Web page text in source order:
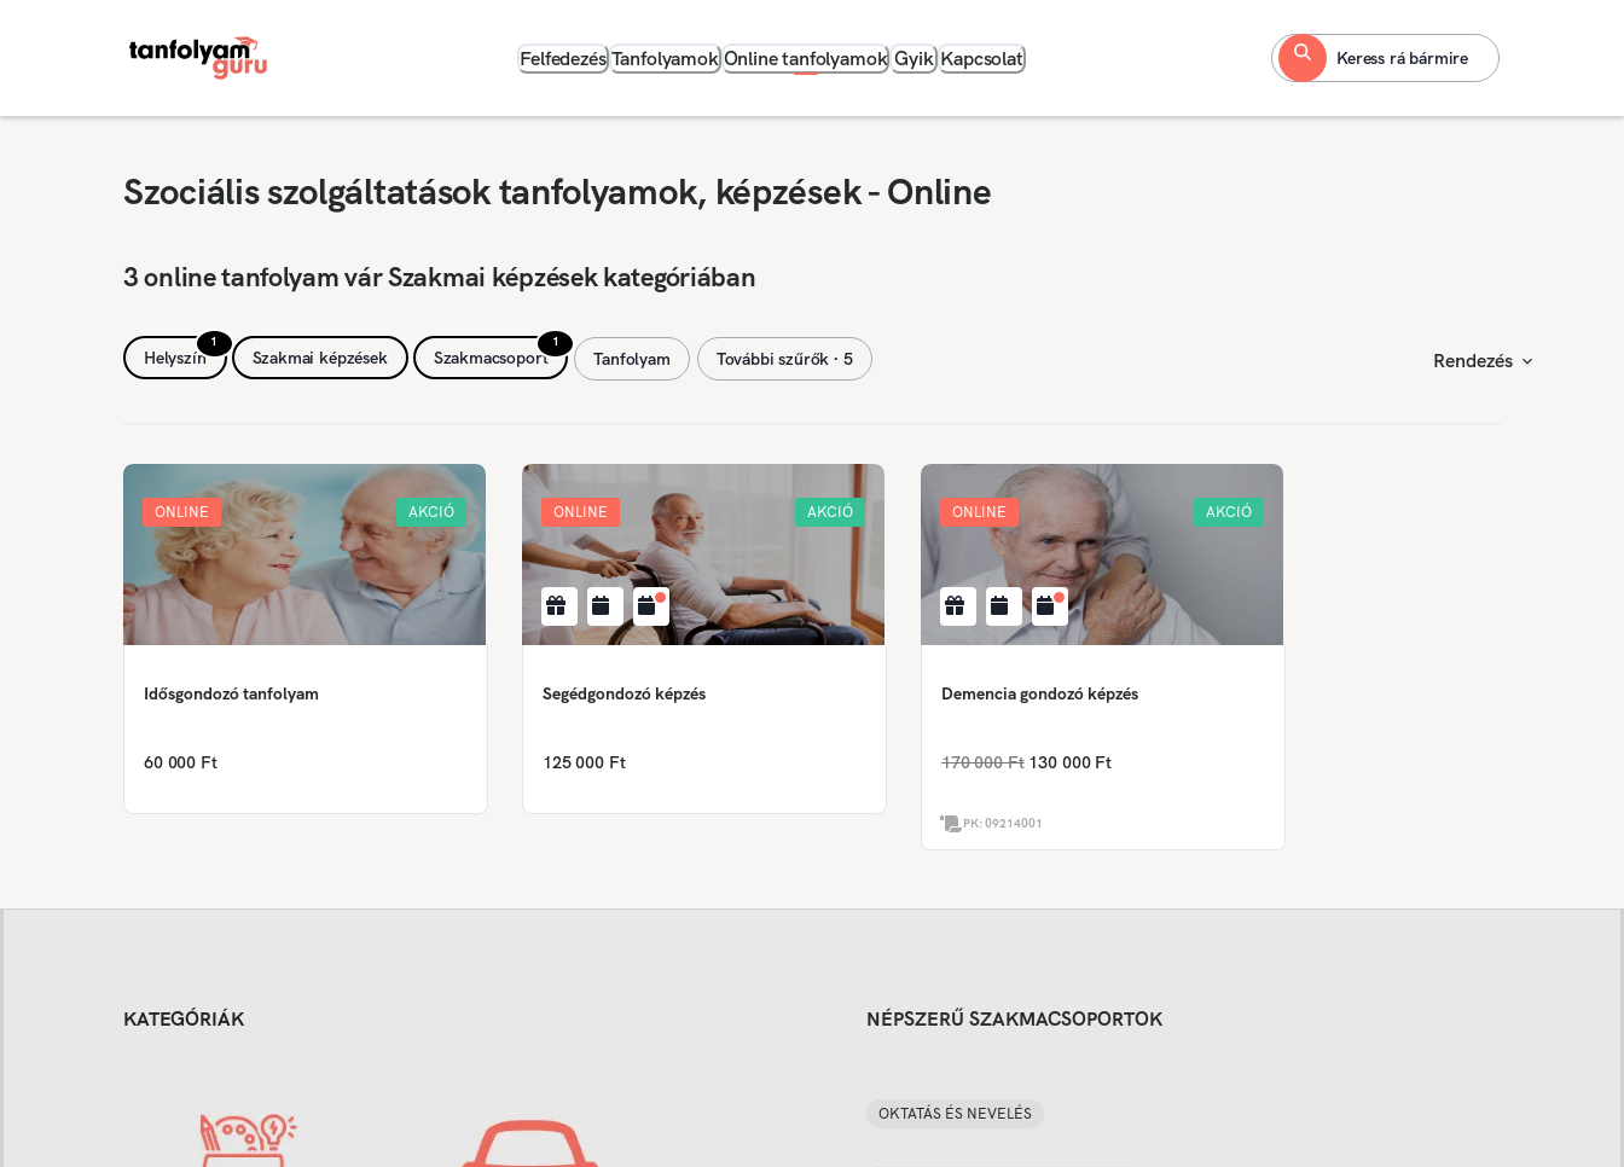
Felfedezés Tanfolyamok Online tanfolyamok Gyik Kapcsolat Keress rá bármire
Szociális szolgáltatások tanfolyamok, képzések - Online
3 online tanfolyam vár Szakmai képzések kategóriában
1
Helyszín Szakmai képzések
1
Szakmacsoport Tanfolyam További szűrők ∙ 5 Rendezés
ONLINE AKCIÓ
Idősgondozó tanfolyam
60 000 Ft
ONLINE AKCIÓ
Segédgondozó képzés
125 000 Ft
ONLINE AKCIÓ
Demencia gondozó képzés
170 000 Ft 130 000 Ft
PK:09214001
KATEGÓRIÁK NÉPSZERŰ SZAKMACSOPORTOK
OKTATÁS ÉS NEVELÉS